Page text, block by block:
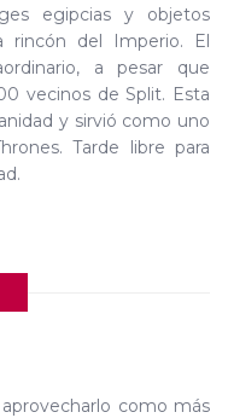
egipcias y objetos
rincón del Imperio. El
a pesar que
vecinos de Split. Esta
y sirvió como uno
Tarde libre para
como más